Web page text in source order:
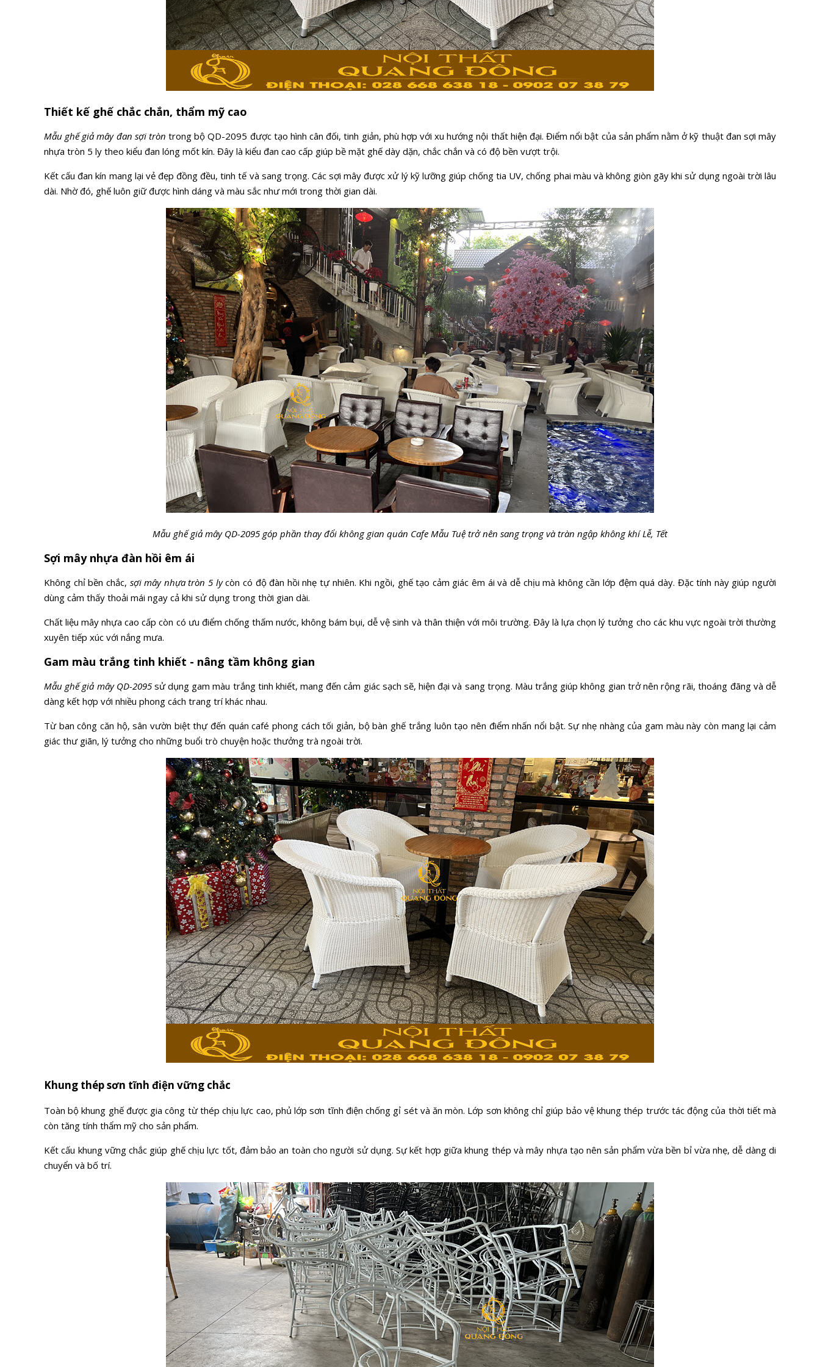
Thiết kế ghế chắc chắn, thẩm mỹ cao
Mẫu ghế giả mây đan sợi tròn trong bộ QD-2095 được tạo hình cân đối, tinh giản, phù hợp với xu hướng nội thất hiện đại. Điểm nổi bật của sản phẩm nằm ở kỹ thuật đan sợi mây
nhựa tròn 5 ly theo kiểu đan lóng mốt kín. Đây là kiểu đan cao cấp giúp bề mặt ghế dày dặn, chắc chắn và có độ bền vượt trội.
Kết cấu đan kín mang lại vẻ đẹp đồng đều, tinh tế và sang trọng. Các sợi mây được xử lý kỹ lưỡng giúp chống tia UV, chống phai màu và không giòn gãy khi sử dụng ngoài trời lâu
dài. Nhờ đó, ghế luôn giữ được hình dáng và màu sắc như mới trong thời gian dài.
Mẫu ghế giả mây QD-2095 góp phần thay đổi không gian quán Cafe Mẫu Tuệ trở nên sang trọng và tràn ngập không khí Lễ, Tết
Sợi mây nhựa đàn hồi êm ái
Không chỉ bền chắc, sợi mây nhựa tròn 5 lycòn có độ đàn hồi nhẹ tự nhiên. Khi ngồi, ghế tạo cảm giác êm ái và dễ chịu mà không cần lớp đệm quá dày. Đặc tính này giúp người
dùng cảm thấy thoải mái ngay cả khi sử dụng trong thời gian dài.
Chất liệu mây nhựa cao cấp còn có ưu điểm chống thấm nước, không bám bụi, dễ vệ sinh và thân thiện với môi trường. Đây là lựa chọn lý tưởng cho các khu vực ngoài trời thường
xuyên tiếp xúc với nắng mưa.
Gam màu trắng tinh khiết - nâng tầm không gian
Mẫu ghế giả mây QD-2095sử dụng gam màu trắng tinh khiết, mang đến cảm giác sạch sẽ, hiện đại và sang trọng. Màu trắng giúp không gian trở nên rộng rãi, thoáng đãng và dễ
dàng kết hợp với nhiều phong cách trang trí khác nhau.
Từ ban công căn hộ, sân vườn biệt thự đến quán café phong cách tối giản, bộ bàn ghế trắng luôn tạo nên điểm nhấn nổi bật. Sự nhẹ nhàng của gam màu này còn mang lại cảm
giác thư giãn, lý tưởng cho những buổi trò chuyện hoặc thưởng trà ngoài trời.
Khung thép sơn tĩnh điện vững chắc
Toàn bộ khung ghế được gia công từ thép chịu lực cao, phủ lớp sơn tĩnh điện chống gỉ sét và ăn mòn. Lớp sơn không chỉ giúp bảo vệ khung thép trước tác động của thời tiết mà
còn tăng tính thẩm mỹ cho sản phẩm.
Kết cấu khung vững chắc giúp ghế chịu lực tốt, đảm bảo an toàn cho người sử dụng. Sự kết hợp giữa khung thép và mây nhựa tạo nên sản phẩm vừa bền bỉ vừa nhẹ, dễ dàng di
chuyển và bố trí.